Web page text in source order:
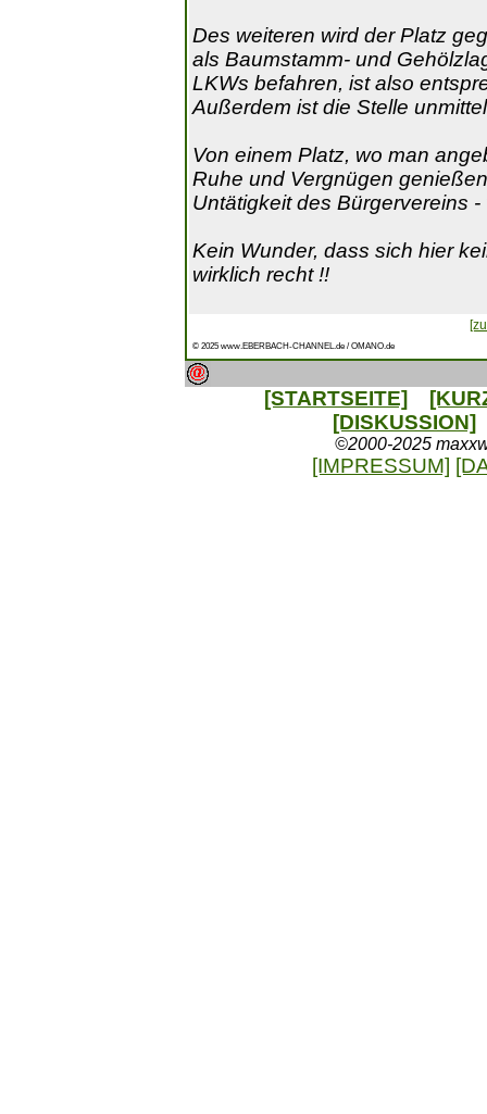
Des weiteren wird der Platz
als Baumstamm- und
LKWs befahren, ist also
Außerdem ist die Stelle
Von einem Platz, wo man
Ruhe und Vergnügen
Untätigkeit des Bürgervereins
Kein Wunder, dass sich hier
wirklich recht !!
© 2025 www.EBERBACH-CHANNEL.de / OMANO.de
[STARTSEITE]
[DISKUSSION]
©2000-2025
[IMPRESSUM]